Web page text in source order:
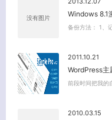
没有图片 Windows 8.1
备份方法： 1、
2011.10.21
WordPress
前段时间把我的
2010.03.15